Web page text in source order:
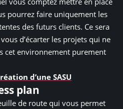
pourrez faire uniquement les
des futurs clients. Ce sera
d’écarter les projets qui ne
cet environnement purement
d’une SASU
plan
de route qui vous permet